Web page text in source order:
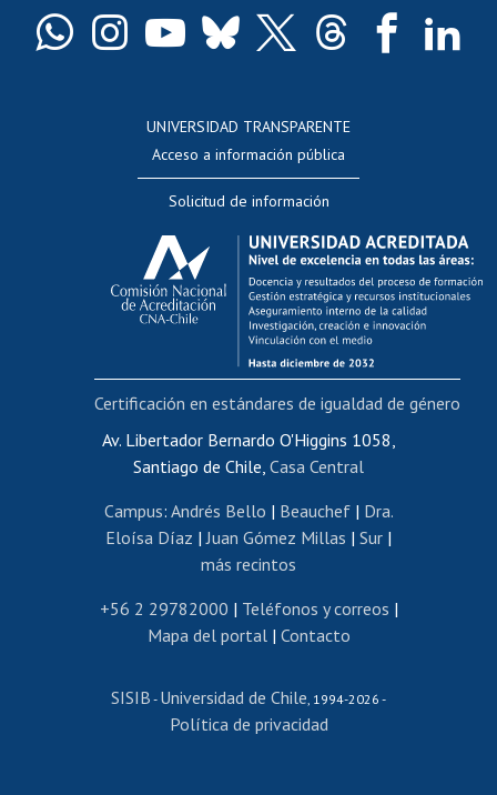
Docentes
Evaluación docente
Calificación académica
Postulación al AUCAI
Funcionarias/os
Cursos internos de capacitación
Bienestar del personal
Portal de movilidad interna
Certificado de renta
Certificado de renta honorarios
Editar páginas blancas
Extranjeras/os
Revalidación y reconocimiento de títulos
Postulación al Programa de Movilidad Estudiantil
Cursos de español
UNIVERSIDAD TRANSPARENTE
Acceso a información pública
Solicitud de información
Av. Libertador Bernardo O'Higgins 1058,
Santiago de Chile, Casa Central
Campus: Andrés Bello | Beauchef| Dra.
Eloísa Díaz | Juan Gómez Millas | Sur |
más recintos
+56 2 29782000 | Teléfonos y correos |
Mapa del portal| Contacto
SISIB - Universidad de Chile , 1994-2026 -
Política de privacidad
Certificación en estándares de igualdad de género